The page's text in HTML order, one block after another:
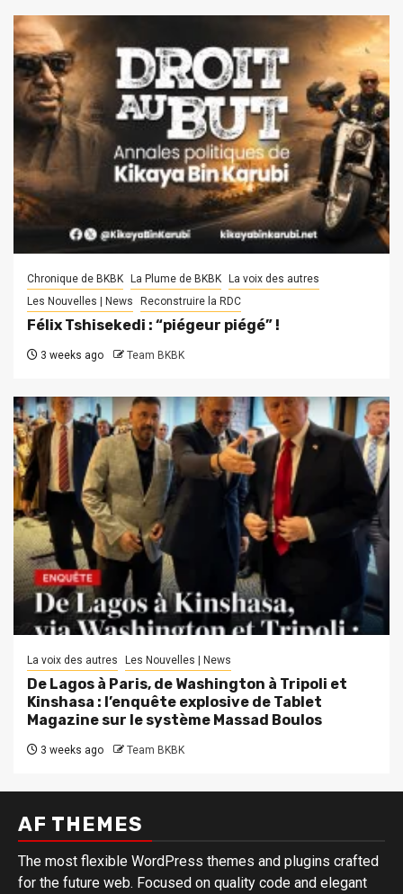
Chronique de BKBK La Plume de BKBK
La voix des autres
Les Nouvelles | News
Reconstruire la RDC
Félix Tshisekedi : “piégeur piégé” !
3 weeks ago Team BKBK
La voix des autres Les Nouvelles | News
De Lagos à Paris, de Washington à Tripoli et
Kinshasa : l’enquête explosive de Tablet
Magazine sur le système Massad Boulos
3 weeks ago Team BKBK
AF THEMES
The most flexible WordPress themes and plugins crafted
for the future web. Focused on quality code and elegant